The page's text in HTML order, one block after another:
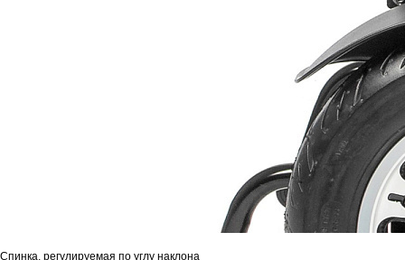
Спинка, регулируемая по углу наклона